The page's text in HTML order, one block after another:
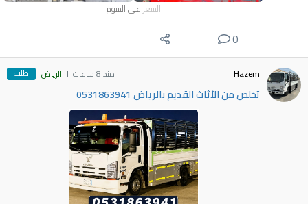
السعر على السوم
0
Hazem منذ 8 ساعات الرياض طلب
تخلص من الأثاث القديم بالرياض 0531863941